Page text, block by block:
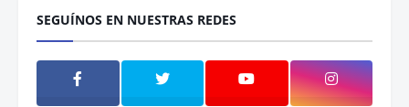
SEGUÍNOS EN NUESTRAS REDES